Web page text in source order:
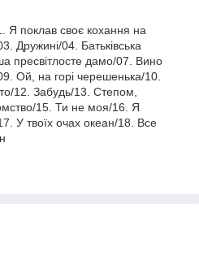
Я поклав своє кохання на
Дружині/04. Батьківська
пресвітлосте дамо/07. Вино
Ой, на горі черешенька/10.
12. Забудь/13. Степом,
15. Ти не моя/16. Я
У твоїх очах океан/18. Все